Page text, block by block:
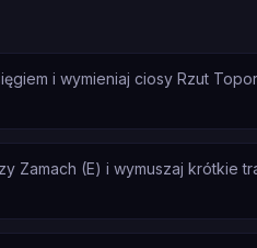
i wymieniaj ciosy Rzut
Zamach (E) i wymuszaj krótkie